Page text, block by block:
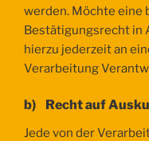
werden. Möchte eine
Bestätigungsrecht in
hierzu jederzeit an
Verarbeitung
b) Recht auf
Jede von der